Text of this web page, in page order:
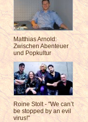
Matthias Arnold:
Zwischen Abenteuer
und Popkultur
Roine Stolt - "We can’t
be stopped by an evil
virus!"